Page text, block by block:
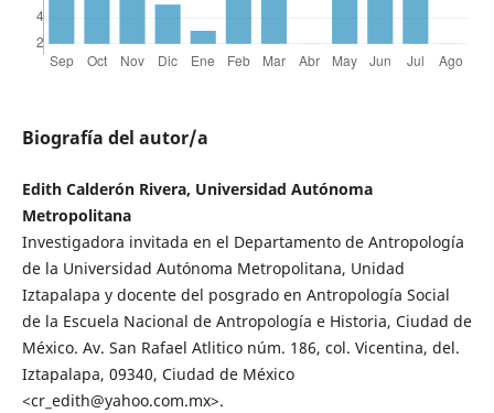
Biografía del autor/a
Edith Calderón Rivera, Universidad Autónoma
Metropolitana
Investigadora invitada en el Departamento de Antropología
de la Universidad Autónoma Metropolitana, Unidad
Iztapalapa y docente del posgrado en Antropología Social
de la Escuela Nacional de Antropología e Historia, Ciudad de
México. Av. San Rafael Atlitico núm. 186, col. Vicentina, del.
Iztapalapa, 09340, Ciudad de México
<cr_edith@yahoo.com.mx>.